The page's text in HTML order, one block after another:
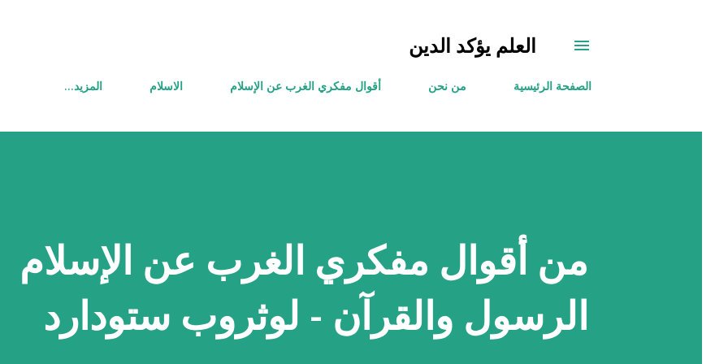
العلم يؤكد الدين
الصفحة الرئيسية من نحن أقوال مفكري الغرب عن الإسلام الاسلام ‏المزيد…
من أقوال مفكري الغرب عن الإسلام
الرسول والقرآن - لوثروب ستودارد